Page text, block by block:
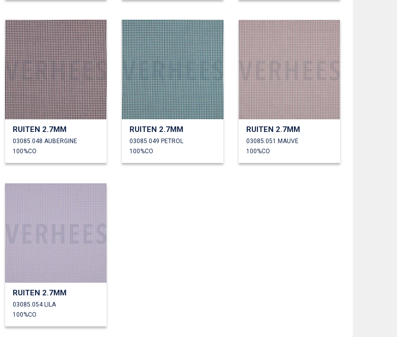
RUITEN 2.7MM
03085.048 AUBERGINE
100%CO
RUITEN 2.7MM
03085.049 PETROL
100%CO
RUITEN 2.7MM
03085.051 MAUVE
100%CO
RUITEN 2.7MM
03085.054 LILA
100%CO